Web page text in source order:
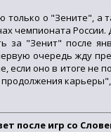
о "Зените", а
чемпионата России.
за "Зенит" после
очередь жду
если оно в итоге не
карьеры",
после игр со